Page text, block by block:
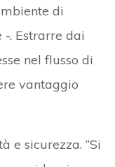
di
-. Estrarre dai
nel flusso di
vantaggio
e sicurezza. “Si